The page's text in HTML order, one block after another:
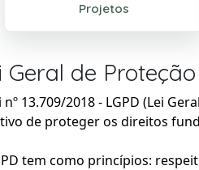
Projetos
Geral de
nº 13.709/2018 - LGPD (Lei
de proteger os direitos
tem como princípios: